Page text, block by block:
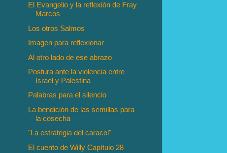
El Evangelio y la reflexión de Fray
Marcos
Los otros Salmos
Imagen para reflexionar
Al otro lado de ese abrazo
Postura ante la violencia entre
Israel y Palestina
Palabras para el silencio
La bendición de las semillas para
la cosecha
"La estrategia del caracol"
El cuento de Willy Capítulo 28